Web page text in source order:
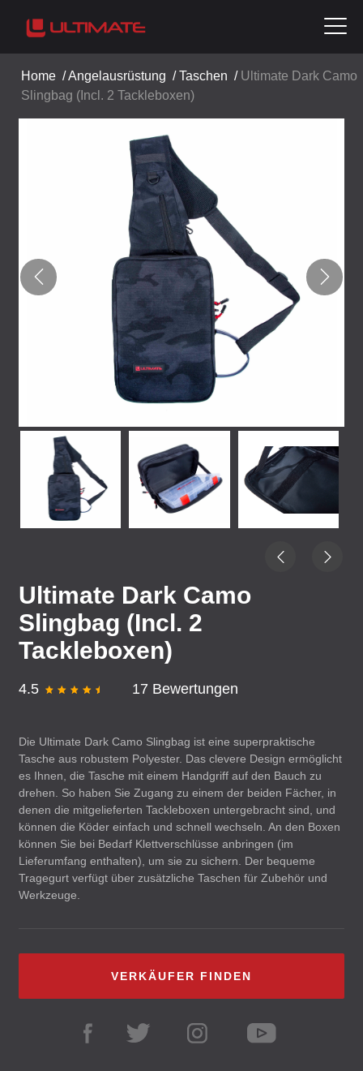
Home /Angelausrüstung /Taschen / Ultimate Dark Camo
Slingbag (Incl. 2 Tackleboxen)
Ultimate Dark Camo
Slingbag (Incl. 2
Tackleboxen)
4.5 17 Bewertungen
Die Ultimate Dark Camo Slingbag ist eine superpraktische
Tasche aus robustem Polyester. Das clevere Design ermöglicht
es Ihnen, die Tasche mit einem Handgriff auf den Bauch zu
drehen. So haben Sie Zugang zu einem der beiden Fächer, in
denen die mitgelieferten Tackleboxen untergebracht sind, und
können die Köder einfach und schnell wechseln. An den Boxen
können Sie bei Bedarf Klettverschlüsse anbringen (im
Lieferumfang enthalten), um sie zu sichern. Der bequeme
Tragegurt verfügt über zusätzliche Taschen für Zubehör und
Werkzeuge.
VERKÄUFER FINDEN